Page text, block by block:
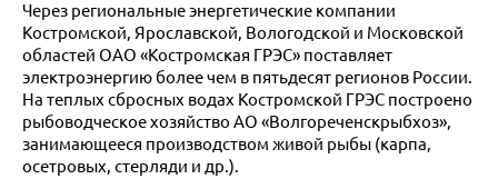
Через региональные энергетические компании
Костромской, Ярославской, Вологодской и Московской
областей ОАО «Костромская ГРЭС» поставляет
электроэнергию более чем в пятьдесят регионов России.
На теплых сбросных водах Костромской ГРЭС построено
рыбоводческое хозяйство АО «Волгореченскрыбхоз»,
занимающееся производством живой рыбы (карпа,
осетровых, стерляди и др.).